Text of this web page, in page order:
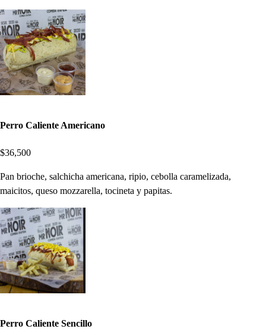
Perro Caliente Americano
$36,500
Pan brioche, salchicha americana, ripio, cebolla caramelizada,
maicitos, queso mozzarella, tocineta y papitas.
Perro Caliente Sencillo